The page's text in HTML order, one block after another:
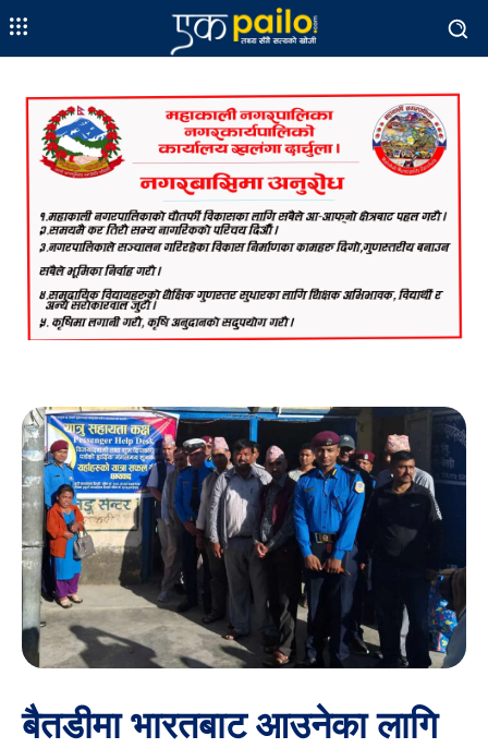
बैतडीमा भारतबाट आउनेका लागि